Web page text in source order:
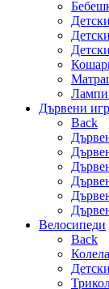
Лампи
Дървени
Back
Велосипеди
Back